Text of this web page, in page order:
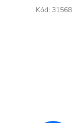
Kód: 31568